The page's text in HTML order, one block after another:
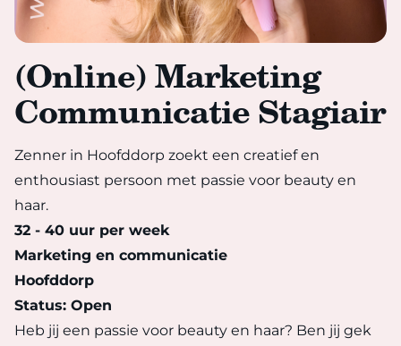
(Online) Marketing
Communicatie Stagiair
Zenner in Hoofddorp zoekt een creatief en
enthousiast persoon met passie voor beauty en
haar.
32 - 40 uur per week
Marketing en communicatie
Hoofddorp
Status: Open
Heb jij een passie voor beauty en haar? Ben jij gek